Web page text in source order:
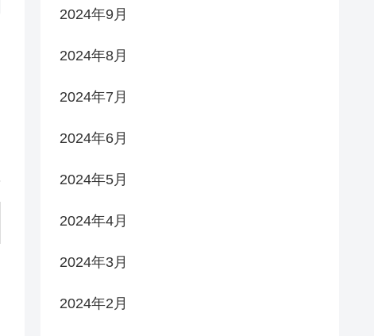
2024年9月
2024年8月
2024年7月
2024年6月
2024年5月
2024年4月
2024年3月
2024年2月